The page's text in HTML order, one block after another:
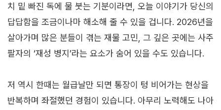
치 밑 빠진 독에 물 붓는 기분이라면, 오늘 이야기가 당신의
답답함을 조금이나마 해소해 줄 수 있을 겁니다. 2026년을
살아가며 많은 분들이 겪는 재물 고민, 그 깊은 곳에는 사주
팔자의 ‘재성 병지’라는 요소가 숨어 있을 수도 있습니다.
저 역시 한때는 월급날만 되면 통장이 텅 비어가는 현상을
반복하며 좌절했던 경험이 있습니다. 아무리 노력해도 나아